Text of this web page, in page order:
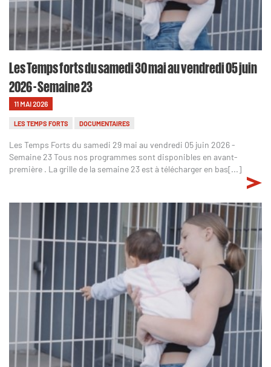
Les Temps forts du samedi 30 mai au vendredi 05 juin
2026 - Semaine 23
11 MAI 2026
LES TEMPS FORTS DOCUMENTAIRES
Les Temps Forts du samedi 29 mai au vendredi 05 juin 2026 -
Semaine 23 Tous nos programmes sont disponibles en avant-
première . La grille de la semaine 23 est à télécharger en bas[...]